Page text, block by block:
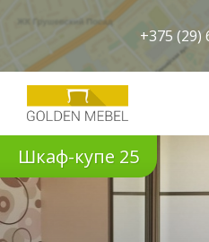
+375 (29)
Шкаф-купе 25